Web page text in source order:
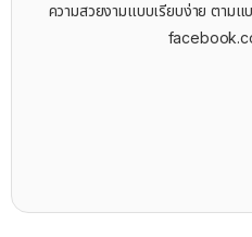
ความสวยงามแบบเรียบง่าย ตาม